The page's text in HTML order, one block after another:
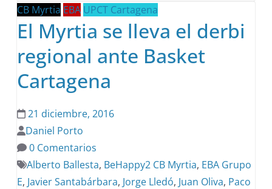
CB Myrtia EBA UPCT Cartagena
El Myrtia se lleva el derbi
regional ante Basket
Cartagena
21 diciembre, 2016
Daniel Porto
0 Comentarios
Alberto Ballesta, BeHappy2 CB Myrtia, EBA Grupo
E, Javier Santabárbara, Jorge Lledó, Juan Oliva, Paco